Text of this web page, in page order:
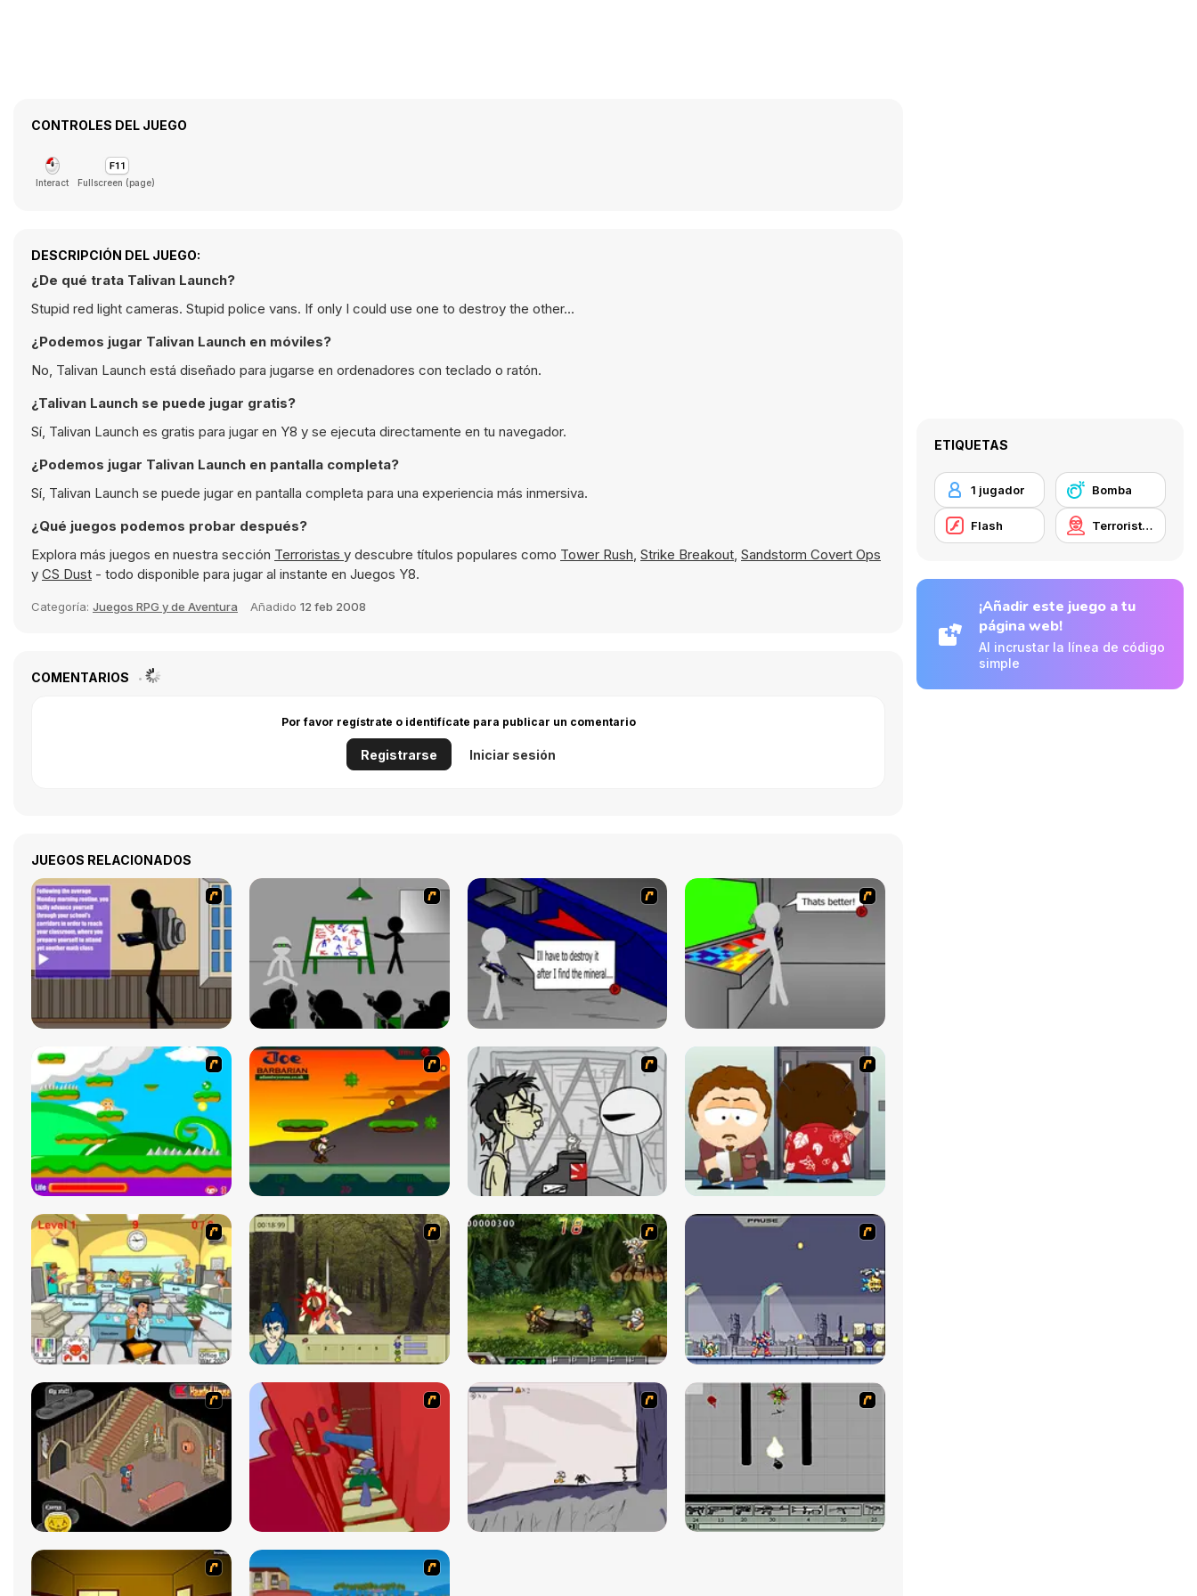
CONTROLES DEL JUEGO
Interact Fullscreen (page)
DESCRIPCIÓN DEL JUEGO:
¿De qué trata Talivan Launch?
Stupid red light cameras. Stupid police vans. If only I could use one to destroy the other...
¿Podemos jugar Talivan Launch en móviles?
No, Talivan Launch está diseñado para jugarse en ordenadores con teclado o ratón.
¿Talivan Launch se puede jugar gratis?
Sí, Talivan Launch es gratis para jugar en Y8 y se ejecuta directamente en tu navegador.
¿Podemos jugar Talivan Launch en pantalla completa?
Sí, Talivan Launch se puede jugar en pantalla completa para una experiencia más inmersiva.
¿Qué juegos podemos probar después?
Explora más juegos en nuestra sección Terroristas y descubre títulos populares como Tower Rush, Strike Breakout, Sandstorm Covert Ops
y CS Dust - todo disponible para jugar al instante en Juegos Y8.
Categoría: Juegos RPG y de Aventura Añadido 12 feb 2008
COMENTARIOS
Por favor regístrate o identifícate para publicar un comentario
Registrarse Iniciar sesión
JUEGOS RELACIONADOS
ETIQUETAS
1 jugador Bomba
Flash Terroristas
¡Añadir este juego a tu
página web!
Al incrustar la línea de código
simple